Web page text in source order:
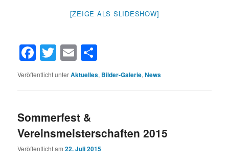
[ZEIGE ALS SLIDESHOW]
Facebook
Twitter
Email
Veröffentlicht unterAktuelles, Bilder-Galerie,News
Sommerfest &
Vereinsmeisterschaften 2015
Veröffentlicht am22. Juli 2015